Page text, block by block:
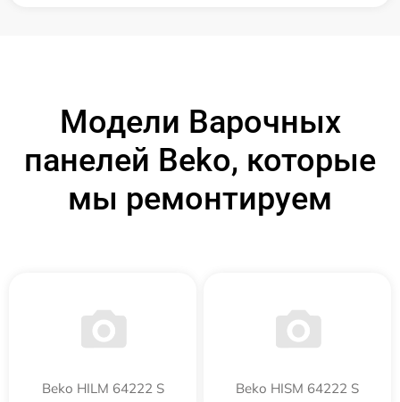
Модели Варочных
панелей Beko, которые
мы ремонтируем
Beko HILM 64222 S Beko HISM 64222 S